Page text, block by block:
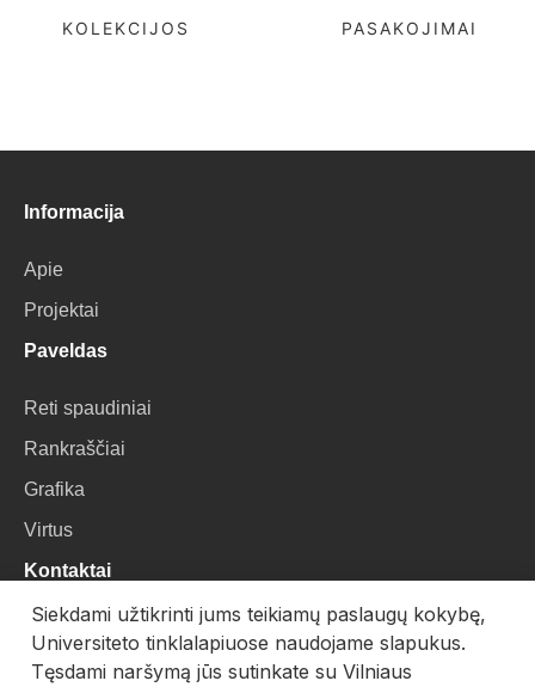
KOLEKCIJOS PASAKOJIMAI
Informacija
Apie
Projektai
Paveldas
Reti spaudiniai
Rankraščiai
Grafika
Virtus
Kontaktai
VU Biblioteka
Universiteto g. 3, LT-01122, Vilnius
Siekdami užtikrinti jums teikiamų paslaugų kokybę,
Universiteto tinklalapiuose naudojame slapukus.
Tęsdami naršymą jūs sutinkate su Vilniaus